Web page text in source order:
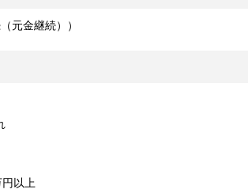
元金継続））
以上